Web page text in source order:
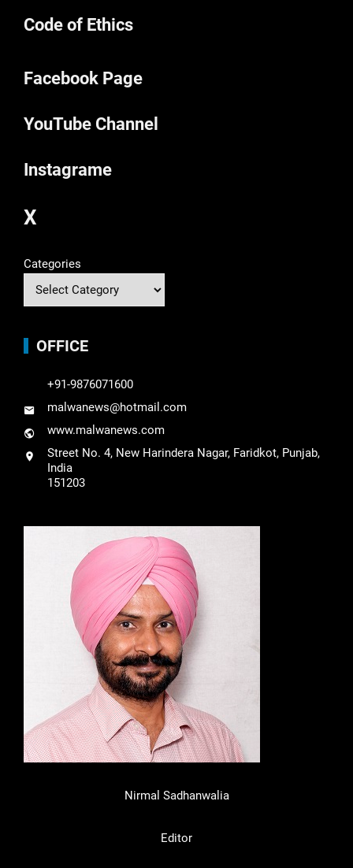
Code of Ethics
Facebook Page
YouTube Channel
Instagrame
X
Categories
OFFICE
+91-9876071600
malwanews@hotmail.com
www.malwanews.com
Street No. 4, New Harindera Nagar, Faridkot, Punjab,
India
151203
Nirmal Sadhanwalia
Editor